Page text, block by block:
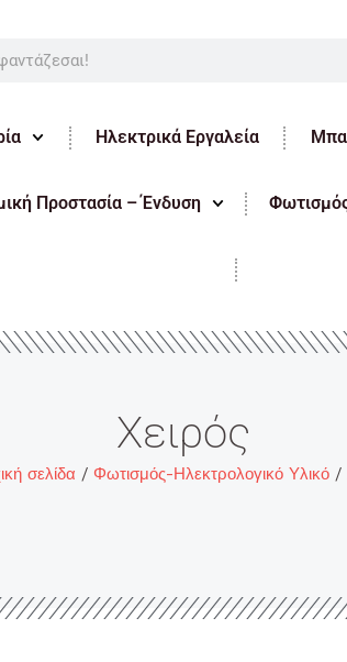
Ηλεκτρικά Εργαλεία
Προστασία – Ένδυση
Χειρός
σελίδα / Φωτισμός-Ηλεκτρολογικό Υλικό /